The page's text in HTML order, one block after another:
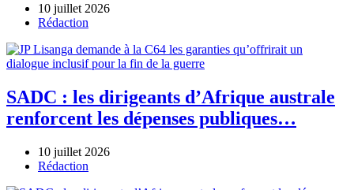
10 juillet 2026
Author
Rédaction
SADC : les dirigeants d’Afrique australe
renforcent les dépenses publiques…
10 juillet 2026
Author
Rédaction